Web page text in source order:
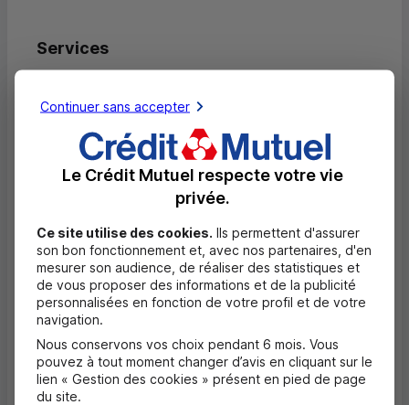
Services
Retrait de rouleaux de monnaie EUR
Dépôt de monnaie EUR
Dépôt de chèques EUR
Equipement pour déficients visuels
Masquer
Questions fréquentes
Continuer sans accepter
Le Crédit Mutuel respecte votre vie
privée.
Ce site utilise des cookies. Ils permettent d'assurer
son bon fonctionnement et, avec nos partenaires, d'en
mesurer son audience, de réaliser des statistiques et
de vous proposer des informations et de la publicité
personnalisées en fonction de votre profil et de votre
navigation.
Nous conservons vos choix pendant 6 mois. Vous
pouvez à tout moment changer d’avis en cliquant sur le
lien « Gestion des cookies » présent en pied de page
du site.